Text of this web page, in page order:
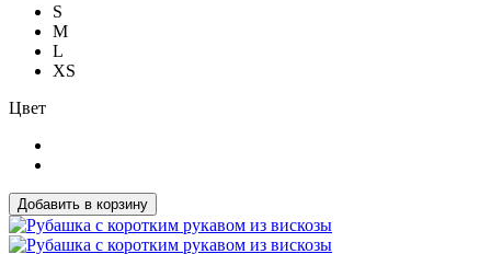
S
M
L
XS
Цвет
Добавить в корзину